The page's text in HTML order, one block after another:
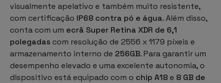
visualmente apelativo e também muito resistente,
com certificação IP68 contra pó e água. Além disso,
conta com um ecrã Super Retina XDR de 6,1
polegadas com resolução de 2556 x 1179 píxeis e
armazenamento interno de 256GB. Para garantir um
desempenho elevado e uma excelente autonomia, o
dispositivo está equipado com o chip A18 e 8 GB de